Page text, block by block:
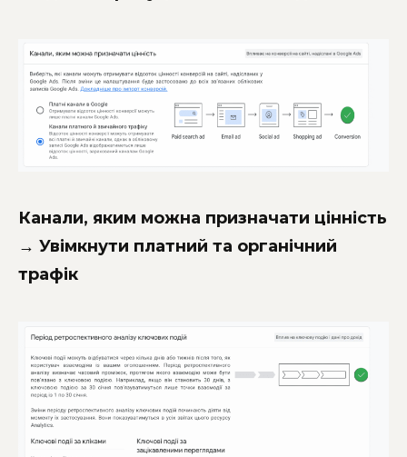
Канали, яким можна призначати цінність
→ Увімкнути платний та органічний
трафік